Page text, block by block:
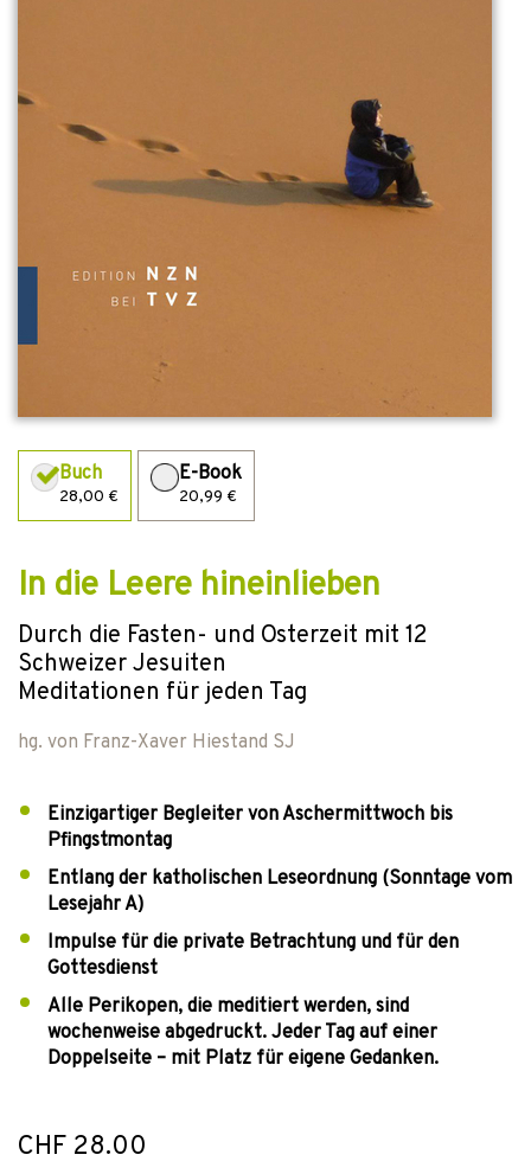
Buch
28,00 €
E-Book
20,99 €
In die Leere hineinlieben
Durch die Fasten- und Osterzeit mit 12
Schweizer Jesuiten
Meditationen für jeden Tag
hg. von Franz-Xaver Hiestand SJ
Einzigartiger Begleiter von Aschermittwoch bis
Pfingstmontag
Entlang der katholischen Leseordnung (Sonntage vom
Lesejahr A)
Impulse für die private Betrachtung und für den
Gottesdienst
Alle Perikopen, die meditiert werden, sind
wochenweise abgedruckt. Jeder Tag auf einer
Doppelseite – mit Platz für eigene Gedanken.
CHF 28.00